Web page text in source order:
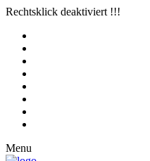
Rechtsklick deaktiviert !!!
Menu